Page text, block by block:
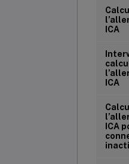
ICA
ICA
ICA